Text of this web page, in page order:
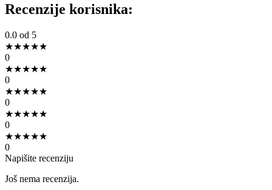
Recenzije korisnika:
0.0 od 5
★★★★★
0
★★★★★
0
★★★★★
0
★★★★★
0
★★★★★
0
Napišite recenziju
Još nema recenzija.